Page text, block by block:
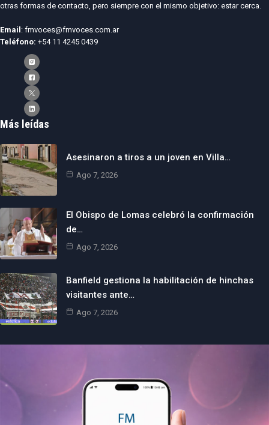
otras formas de contacto, pero siempre con el mismo objetivo: estar cerca.
Email : fmvoces@fmvoces.com.ar
Teléfono: +54 11 4245 0439
Más leídas
Asesinaron a tiros a un joven en Villa…
Ago 7, 2026
El Obispo de Lomas celebró la confirmación
de…
Ago 7, 2026
Banfield gestiona la habilitación de hinchas
visitantes ante…
Ago 7, 2026